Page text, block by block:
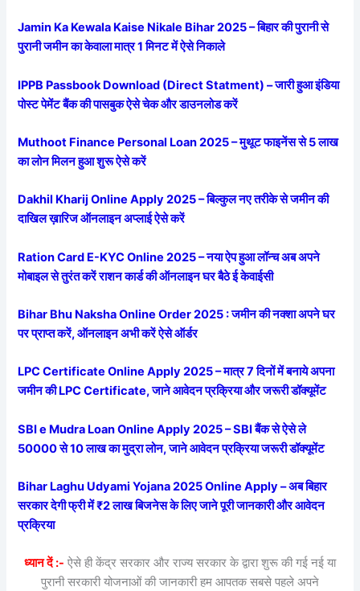
Jamin Ka Kewala Kaise Nikale Bihar 2025 – बिहार की पुरानी से
पुरानी जमीन का केवाला मात्र 1 मिनट में ऐसे निकाले
IPPB Passbook Download (Direct Statment) – जारी हुआ इंडिया
पोस्ट पेमेंट बैंक की पासबुक ऐसे चेक और डाउनलोड करें
Muthoot Finance Personal Loan 2025 – मुथूट फाइनेंस से 5 लाख
का लोन मिलन हुआ शुरू ऐसे करें
Dakhil Kharij Online Apply 2025 – बिल्कुल नए तरीके से जमीन की
दाखिल ख़ारिज ऑनलाइन अप्लाई ऐसे करें
Ration Card E-KYC Online 2025 – नया ऐप हुआ लॉन्च अब अपने
मोबाइल से तुरंत करें राशन कार्ड की ऑनलाइन घर बैठे ई केवाईसी
Bihar Bhu Naksha Online Order 2025 : जमीन की नक्शा अपने घर
पर प्राप्त करें, ऑनलाइन अभी करें ऐसे ऑर्डर
LPC Certificate Online Apply 2025 – मात्र 7 दिनों में बनाये अपना
जमीन की LPC Certificate, जाने आवेदन प्रक्रिया और जरूरी डॉक्यूमेंट
SBI e Mudra Loan Online Apply 2025 – SBI बैंक से ऐसे ले
50000 से 10 लाख का मुद्रा लोन, जाने आवेदन प्रक्रिया जरूरी डॉक्यूमेंट
Bihar Laghu Udyami Yojana 2025 Online Apply – अब बिहार
सरकार देगी फ्री में ₹2 लाख बिजनेस के लिए जाने पूरी जानकारी और आवेदन
प्रक्रिया
ध्यान दें :- ऐसे ही केंद्र सरकार और राज्य सरकार के द्वारा शुरू की गई नई या
पुरानी सरकारी योजनाओं की जानकारी हम आपतक सबसे पहले अपने